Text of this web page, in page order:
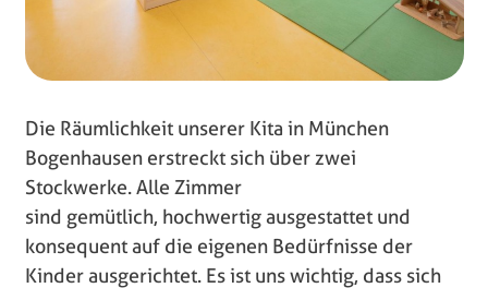
Die Räumlichkeit unserer Kita in München
Bogenhausen erstreckt sich über zwei
Stockwerke. Alle Zimmer
sind gemütlich, hochwertig ausgestattet und
konsequent auf die eigenen Bedürfnisse der
Kinder ausgerichtet. Es ist uns wichtig, dass sich